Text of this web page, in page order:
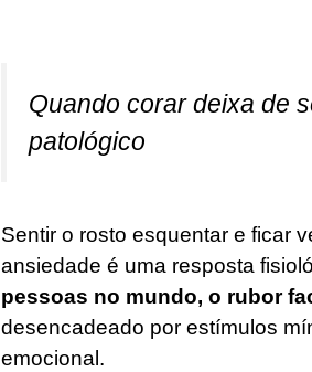
Quando corar deixa de
patológico
Sentir o rosto esquentar e ficar
ansiedade é uma resposta
pessoas no mundo, o rubor
desencadeado por estímulos
emocional.​